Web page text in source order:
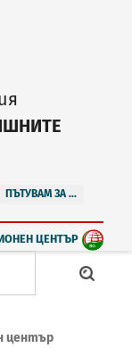
ПЪТУВАМ ЗА ...
ЦЕНТЪР
център